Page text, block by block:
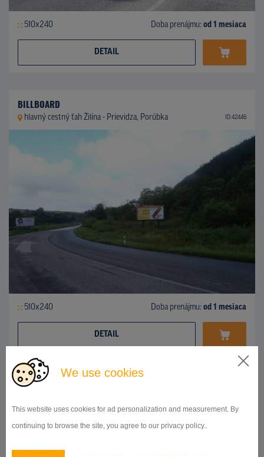
We use cookies
This website uses cookies for ad personalization and measurement. By
continuing to browse the site, you agree to our privacy policy..
510x240 Doba prenájmu: od 1 mesiaca
DETAIL
BILLBOARD
hlavný cestný ťah Žilina - Prievidza, Porúbka ID 42446
510x240 Doba prenájmu: od 1 mesiaca
DETAIL
BILLBOARD